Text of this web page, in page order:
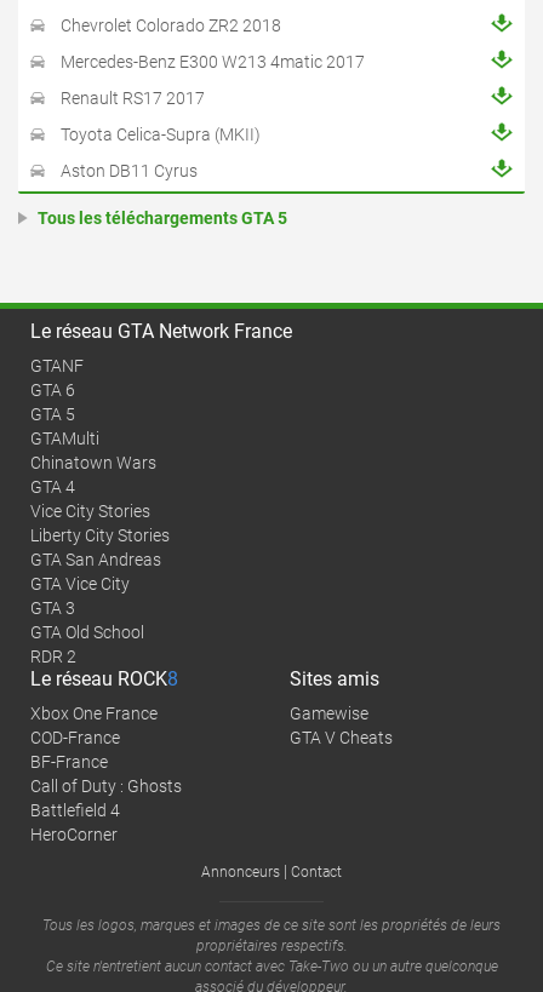
Chevrolet Colorado ZR2 2018
Mercedes-Benz E300 W213 4matic 2017
Renault RS17 2017
Toyota Celica-Supra (MKII)
Aston DB11 Cyrus
Tous les téléchargements GTA 5
Le réseau GTA Network France
GTANF
GTA 6
GTA 5
GTAMulti
Chinatown Wars
GTA 4
Vice City Stories
Liberty City Stories
GTA San Andreas
GTA Vice City
GTA 3
GTA Old School
RDR 2
Le réseau ROCK8
Xbox One France
COD-France
BF-France
Call of Duty : Ghosts
Battlefield 4
HeroCorner
Sites amis
Gamewise
GTA V Cheats
Annonceurs | Contact
Tous les logos, marques et images de ce site sont les propriétés de leurs
propriétaires respectifs.
Ce site n'entretient aucun contact avec Take-Two ou un autre quelconque
associé du développeur.